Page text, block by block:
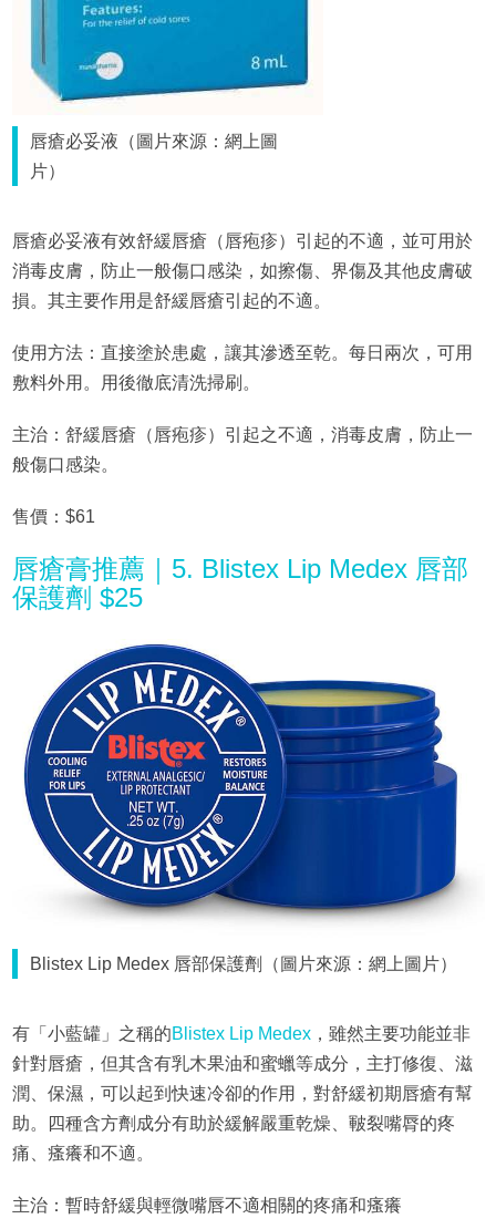
唇瘡必妥液（圖片來源：網上圖
片）
唇瘡必妥液有效舒緩唇瘡（唇疱疹）引起的不適，並可用於
消毒皮膚，防止一般傷口感染，如擦傷、界傷及其他皮膚破
損。其主要作用是舒緩唇瘡引起的不適。
使用方法：直接塗於患處，讓其滲透至乾。每日兩次，可用
敷料外用。用後徹底清洗掃刷。
主治：舒緩唇瘡（唇疱疹）引起之不適，消毒皮膚，防止一
般傷口感染。
售價：$61
唇瘡膏推薦｜5. Blistex Lip Medex 唇部
保護劑 $25
Blistex Lip Medex 唇部保護劑（圖片來源：網上圖片）
有「小藍罐」之稱的Blistex Lip Medex，雖然主要功能並非
針對唇瘡，但其含有乳木果油和蜜蠟等成分，主打修復、滋
潤、保濕，可以起到快速冷卻的作用，對舒緩初期唇瘡有幫
助。四種含方劑成分有助於緩解嚴重乾燥、皸裂嘴脣的疼
痛、瘙癢和不適。
主治：暫時舒緩與輕微嘴唇不適相關的疼痛和瘙癢